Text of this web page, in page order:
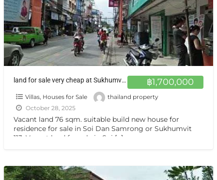
฿1,700,000
land for sale very cheap at Sukhumvit 113 ขายที่ดินแปลงเล็ก สำโรง
Villas, Houses for Sale
thailand property
October 28, 2025
Vacant land 76 sqm. suitable build new house for
residence for sale in Soi Dan Samrong or Sukhumvit
113, Vacant land for sale in Soi […]